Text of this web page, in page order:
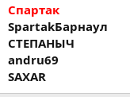
Спартак
SpartakБарнаул
СТЕПАНЫЧ
andru69
SAXAR